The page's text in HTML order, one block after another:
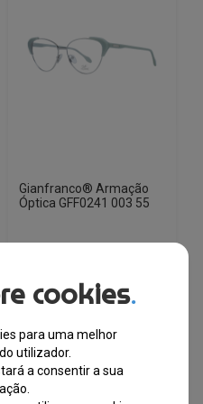
Gianfranco® Armação
Óptica GFF0241 003 55
PVPR
€175.95
O
original
era:
€175.95.
€30.54
O
atual
é:
€30.54.
-83%
cookies.
para uma melhor
utilizador.
a consentir a sua